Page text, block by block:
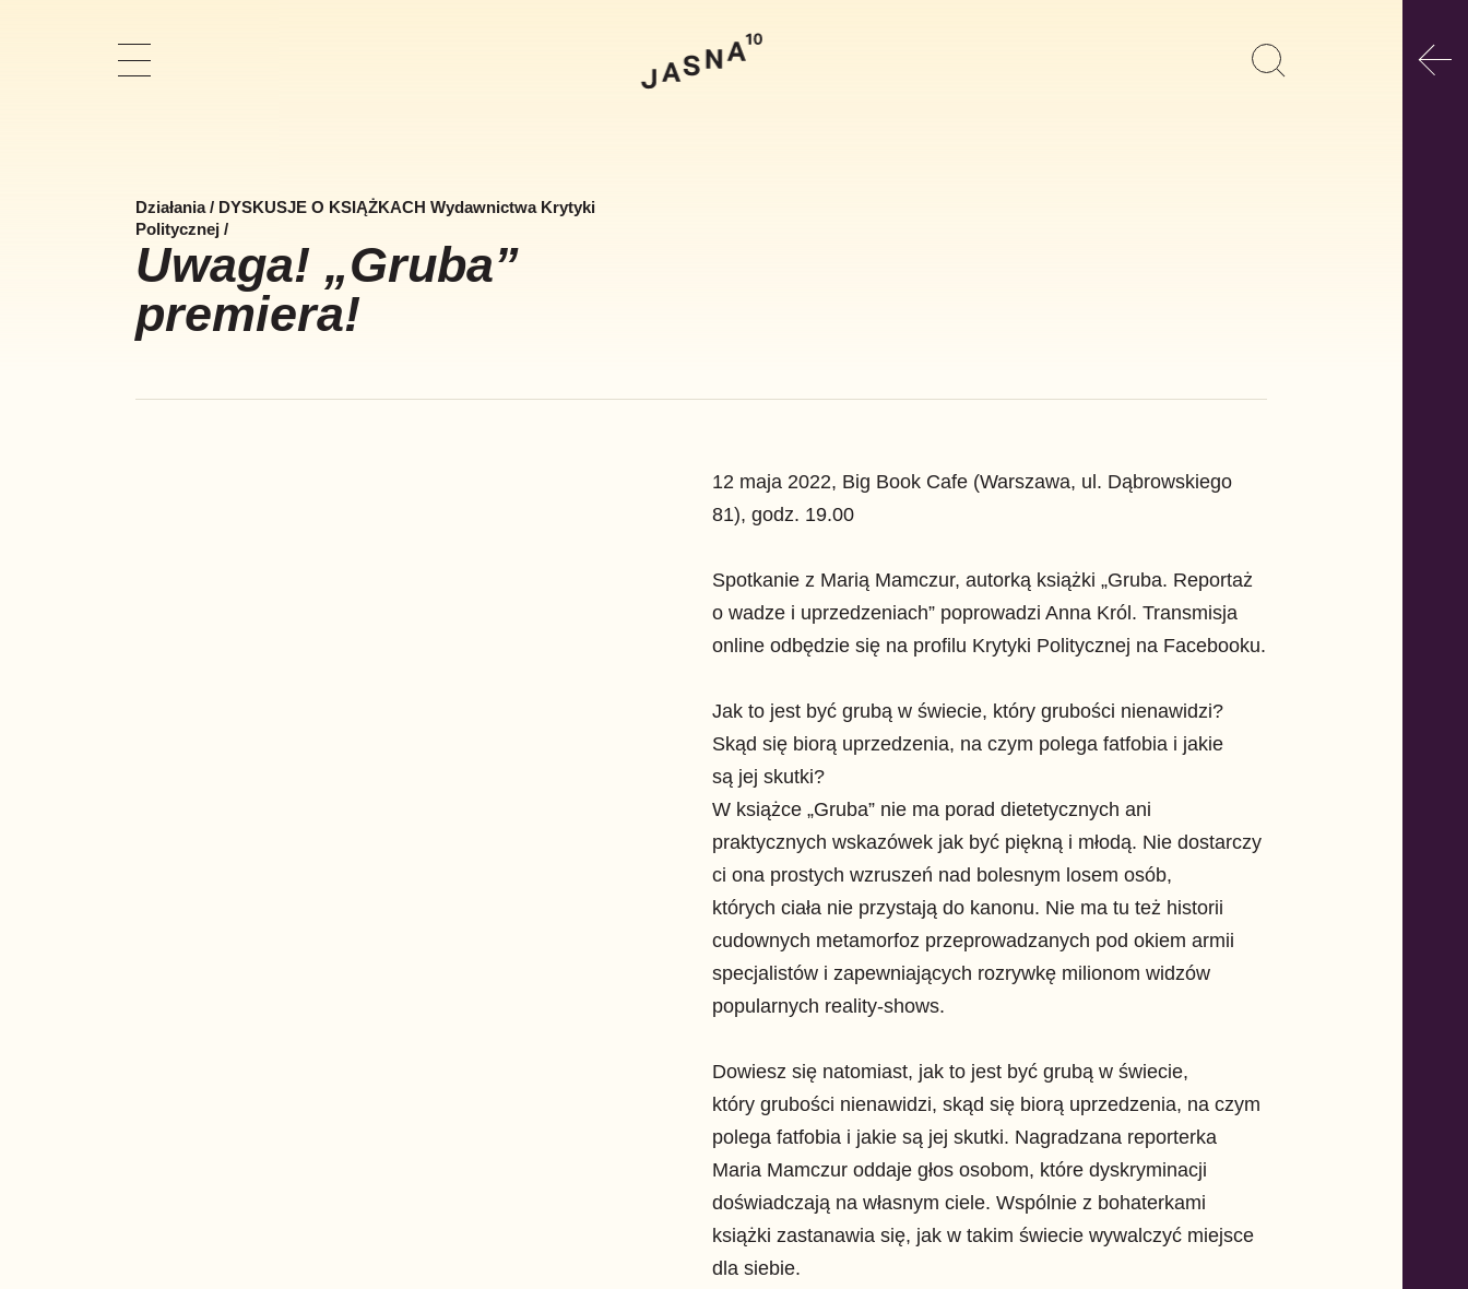
Szukaj
Działania/ DYSKUSJE O KSIĄŻKACH Wydawnictwa Krytyki
Politycznej /
Uwaga! „Gruba”
premiera!
12 maja 2022, Big Book Cafe (Warszawa, ul. Dąbrowskiego
81), godz. 19.00
Spotkanie z Marią Mamczur, autorką książki „Gruba. Reportaż
o wadze i uprzedzeniach” poprowadzi Anna Król. Transmisja
online odbędzie się na profilu Krytyki Politycznej na Facebooku.
Jak to jest być grubą w świecie, który grubości nienawidzi?
Skąd się biorą uprzedzenia, na czym polega fatfobia i jakie
są jej skutki?
W książce „Gruba” nie ma porad dietetycznych ani
praktycznych wskazówek jak być piękną i młodą. Nie dostarczy
ci ona prostych wzruszeń nad bolesnym losem osób,
których ciała nie przystają do kanonu. Nie ma tu też historii
cudownych metamorfoz przeprowadzanych pod okiem armii
specjalistów i zapewniających rozrywkę milionom widzów
popularnych reality-shows.
Dowiesz się natomiast, jak to jest być grubą w świecie,
który grubości nienawidzi, skąd się biorą uprzedzenia, na czym
polega fatfobia i jakie są jej skutki. Nagradzana reporterka
Maria Mamczur oddaje głos osobom, które dyskryminacji
doświadczają na własnym ciele. Wspólnie z bohaterkami
książki zastanawia się, jak w takim świecie wywalczyć miejsce
dla siebie.